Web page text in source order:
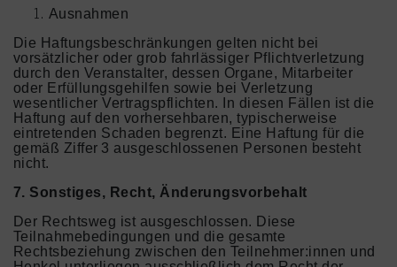
Ausnahmen
Die Haftungsbeschränkungen gelten nicht bei
vorsätzlicher oder grob fahrlässiger Pflichtverletzung
durch den Veranstalter, dessen Organe, Mitarbeiter
oder Erfüllungsgehilfen sowie bei Verletzung
wesentlicher Vertragspflichten. In diesen Fällen ist die
Haftung auf den vorhersehbaren, typischerweise
eintretenden Schaden begrenzt. Eine Haftung für die
gemäß Ziffer 3 ausgeschlossenen Personen besteht
nicht.
7. Sonstiges, Recht, Änderungsvorbehalt
Der Rechtsweg ist ausgeschlossen. Diese
Teilnahmebedingungen und die gesamte
Rechtsbeziehung zwischen den Teilnehmer:innen und